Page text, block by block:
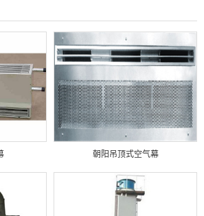
朝阳吊顶式空气幕